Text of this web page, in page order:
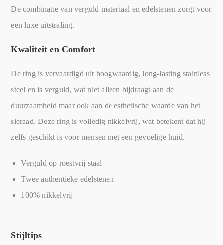
De combinatie van verguld materiaal en edelstenen zorgt voor
een luxe uitstraling.
Kwaliteit en Comfort
De ring is vervaardigd uit hoogwaardig, long-lasting stainless
steel en is verguld, wat niet alleen bijdraagt aan de
duurzaamheid maar ook aan de esthetische waarde van het
sieraad. Deze ring is volledig nikkelvrij, wat betekent dat hij
zelfs geschikt is voor mensen met een gevoelige huid.
Verguld op roestvrij staal
Twee authentieke edelstenen
100% nikkelvrij
Stijltips